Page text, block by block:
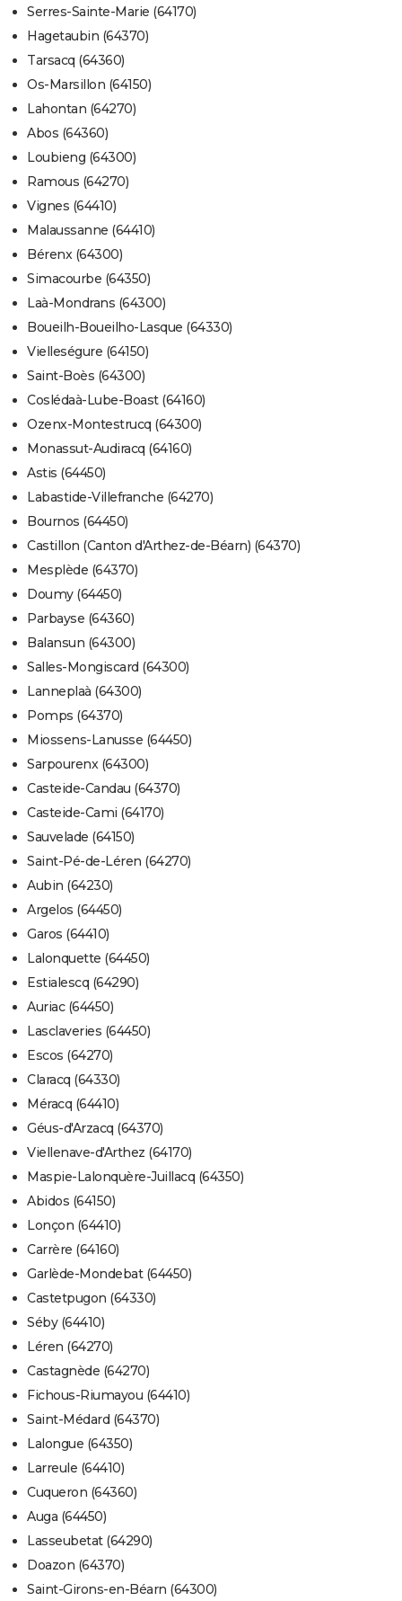
Serres-Sainte-Marie (64170)
Hagetaubin (64370)
Tarsacq (64360)
Os-Marsillon (64150)
Lahontan (64270)
Abos (64360)
Loubieng (64300)
Ramous (64270)
Vignes (64410)
Malaussanne (64410)
Bérenx (64300)
Simacourbe (64350)
Laà-Mondrans (64300)
Boueilh-Boueilho-Lasque (64330)
Vielleségure (64150)
Saint-Boès (64300)
Coslédaà-Lube-Boast (64160)
Ozenx-Montestrucq (64300)
Monassut-Audiracq (64160)
Astis (64450)
Labastide-Villefranche (64270)
Bournos (64450)
Castillon (Canton d'Arthez-de-Béarn) (64370)
Mesplède (64370)
Doumy (64450)
Parbayse (64360)
Balansun (64300)
Salles-Mongiscard (64300)
Lanneplaà (64300)
Pomps (64370)
Miossens-Lanusse (64450)
Sarpourenx (64300)
Casteide-Candau (64370)
Casteide-Cami (64170)
Sauvelade (64150)
Saint-Pé-de-Léren (64270)
Aubin (64230)
Argelos (64450)
Garos (64410)
Lalonquette (64450)
Estialescq (64290)
Auriac (64450)
Lasclaveries (64450)
Escos (64270)
Claracq (64330)
Méracq (64410)
Géus-d'Arzacq (64370)
Viellenave-d'Arthez (64170)
Maspie-Lalonquère-Juillacq (64350)
Abidos (64150)
Lonçon (64410)
Carrère (64160)
Garlède-Mondebat (64450)
Castetpugon (64330)
Séby (64410)
Léren (64270)
Castagnède (64270)
Fichous-Riumayou (64410)
Saint-Médard (64370)
Lalongue (64350)
Larreule (64410)
Cuqueron (64360)
Auga (64450)
Lasseubetat (64290)
Doazon (64370)
Saint-Girons-en-Béarn (64300)